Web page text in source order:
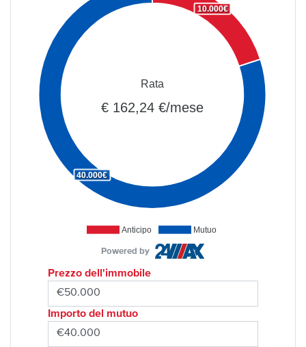
Anticipo Mutuo
10.000€
40.000€
Rata
€ 162,24 €/mese
Powered by
Prezzo dell'immobile
Importo del mutuo